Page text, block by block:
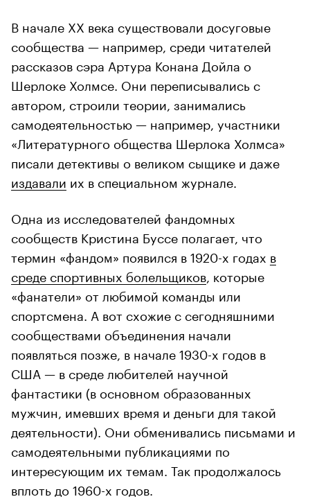
В начале XX века существовали досуговые
сообщества — например, среди читателей
рассказов сэра Артура Конана Дойла о
Шерлоке Холмсе. Они переписывались с
автором, строили теории, занимались
самодеятельностью — например, участники
«Литературного общества Шерлока Холмса»
писали детективы о великом сыщике и даже
издавали их в специальном журнале.
Одна из исследователей фандомных
сообществ Кристина Буссе полагает, что
термин «фандом» появился в 1920-х годах в
среде спортивных болельщиков , которые
«фанатели» от любимой команды или
спортсмена. А вот схожие с сегодняшними
сообществами объединения начали
появляться позже, в начале 1930-х годов в
США — в среде любителей научной
фантастики (в основном образованных
мужчин, имевших время и деньги для такой
деятельности). Они обменивались письмами и
самодеятельными публикациями по
интересующим их темам. Так продолжалось
вплоть до 1960-х годов.